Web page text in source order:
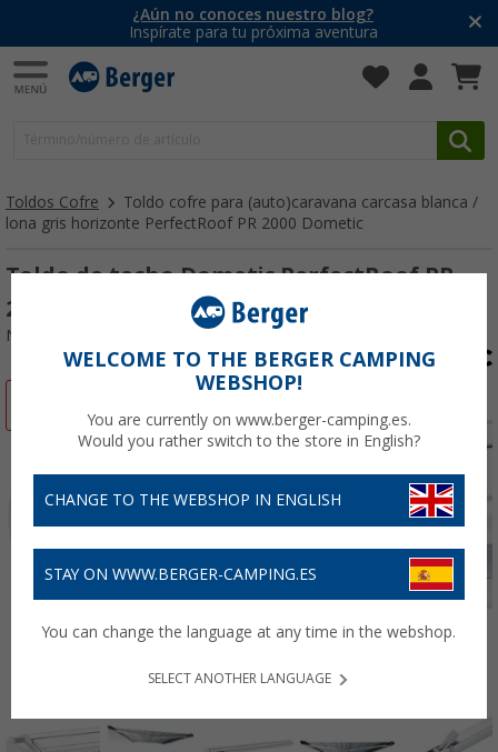
¿Aún no conoces nuestro blog?
Inspírate para tu próxima aventura
Toldos Cofre
Toldo cofre para (auto)caravana carcasa blanca /
lona gris horizonte PerfectRoof PR 2000 Dometic
Toldo de techo Dometic PerfectRoof PR
2000 450 cm (Blanco / Gris Horizonte)
Nº de artículo 304030
WELCOME TO THE BERGER CAMPING
WEBSHOP!
You are currently on www.berger-camping.es.
Would you rather switch to the store in English?
CHANGE TO THE WEBSHOP IN ENGLISH
STAY ON WWW.BERGER-CAMPING.ES
You can change the language at any time in the webshop.
SELECT ANOTHER LANGUAGE